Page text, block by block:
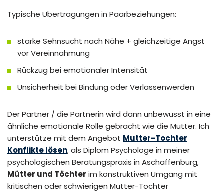
Typische Übertragungen in Paarbeziehungen:
starke Sehnsucht nach Nähe + gleichzeitige Angst
vor Vereinnahmung
Rückzug bei emotionaler Intensität
Unsicherheit bei Bindung oder Verlassenwerden
Der Partner / die Partnerin wird dann unbewusst in eine
ähnliche emotionale Rolle gebracht wie die Mutter. Ich
unterstütze mit dem Angebot Mutter-Tochter
Konflikte lösen, als Diplom Psychologe in meiner
psychologischen Beratungspraxis in Aschaffenburg,
Mütter und Töchter im konstruktiven Umgang mit
kritischen oder schwierigen Mutter-Tochter